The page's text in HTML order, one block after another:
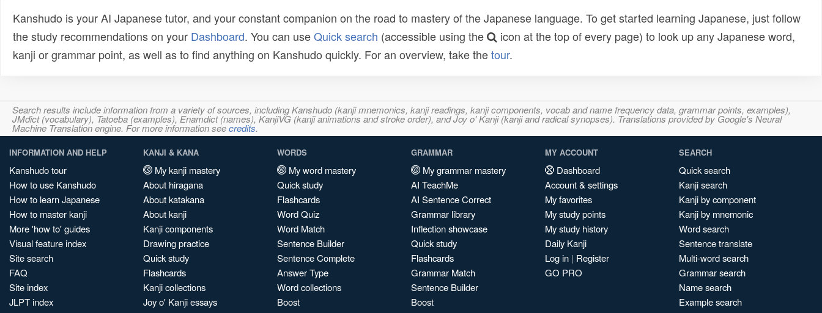
Kanshudo is your AI Japanese tutor, and your constant companion on the road to mastery of the Japanese language. To get started learning Japanese, just follow
the study recommendations on your Dashboard. You can useQuick search (accessible using the
icon at the top of every page) to look up any Japanese word,
kanji or grammar point, as well as to find anything on Kanshudo quickly. For an overview, take thetour.
Search results include information from a variety of sources, including Kanshudo (kanji mnemonics, kanji readings, kanji components, vocab and name frequency data, grammar points, examples),
JMdict (vocabulary), Tatoeba (examples), Enamdict (names), KanjiVG (kanji animations and stroke order), and Joy o' Kanji (kanji and radical synopses). Translations provided by Google's Neural
Machine Translation engine. For more information seecredits.
INFORMATION AND HELP
Kanshudo tour
How to use Kanshudo
How to learn Japanese
How to master kanji
More 'how to' guides
Visual feature index
Site search
FAQ
Site index
JLPT index
KANJI & KANA
My kanji mastery
About hiragana
About katakana
About kanji
Kanji components
Drawing practice
Quick study
Flashcards
Kanji collections
Joy o' Kanji essays
WORDS
My word mastery
Quick study
Flashcards
Word Quiz
Word Match
Sentence Builder
Sentence Complete
Answer Type
Word collections
Boost
GRAMMAR
My grammar mastery
AI TeachMe
AI Sentence Correct
Grammar library
Inflection showcase
Quick study
Flashcards
Grammar Match
Sentence Builder
Boost
MY ACCOUNT
Dashboard
Account & settings
My favorites
My study points
My study history
Daily Kanji
Log in | Register
GO PRO
SEARCH
Quick search
Kanji search
Kanji by component
Kanji by mnemonic
Word search
Sentence translate
Multi-word search
Grammar search
Name search
Example search